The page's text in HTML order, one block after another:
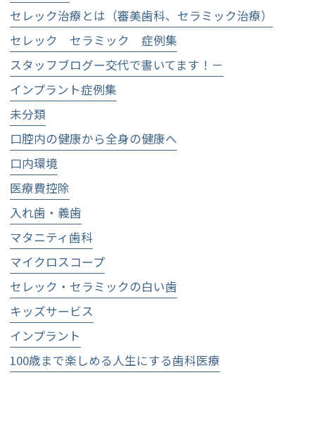
セレック治療とは（審美歯科、セラミック治療）
セレック セラミック 症例集
スタッフブログー交代で書いてます！－
インプラント症例集
未分類
口腔内の健康から全身の健康へ
口内環境
医療費控除
入れ歯・義歯
マタニティ歯科
マイクロスコープ
セレック・セラミックの白い歯
キッズサービス
インプラント
100歳まで楽しめる人生にする歯科医療